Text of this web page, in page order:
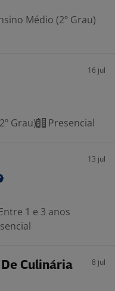
Médio (2º Grau)
16 jul
Grau) Presencial
13 jul
1 e 3 anos
Culinária
8 jul